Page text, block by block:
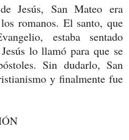
Jesús, San Mateo era
romanos. El santo, que
estaba sentado
lo llamó para que se
Sin dudarlo, San
y finalmente fue